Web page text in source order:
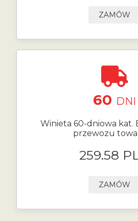
ZAMÓW
60 DNI
Winieta 60-dniowa kat.
przewozu
259.58
ZAMÓW